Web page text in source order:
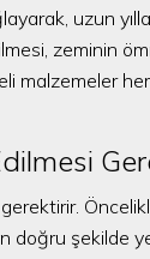
uzun
zeminin
malzemeler
doğru şekilde